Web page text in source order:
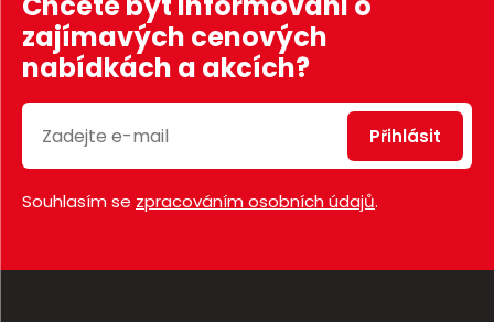
e
t
zajímavých cenových
nabídkách a akcích?
Přihlásit
Souhlasím se zpracováním osobních údajů.